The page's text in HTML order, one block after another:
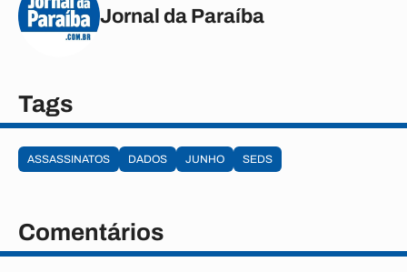
Jornal da Paraíba
Tags
ASSASSINATOS DADOS JUNHO SEDS
Comentários